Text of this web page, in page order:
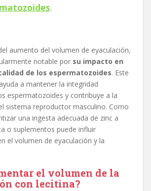
.
aumento del volumen de eyaculación,
notable por su impacto en
de los espermatozoides. Este
a mantener la integridad
espermatozoides y contribuye a la
sistema reproductor masculino. Como
una ingesta adecuada de zinc a
o suplementos puede influir
el volumen de eyaculación y la
el volumen de la
con lecitina?